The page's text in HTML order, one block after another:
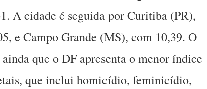
A cidade é seguida por Curitiba (PR),
e Campo Grande (MS), com 10,39. O
que o DF apresenta o menor índice
que inclui homicídio, feminicídio,